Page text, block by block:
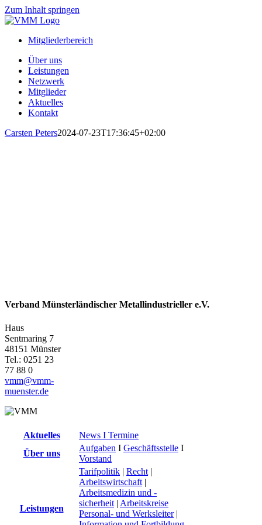
Zum Inhalt springen
Mitgliederbereich
Über uns
Leistungen
Netzwerk
Mitglieder
Aktuelles
Kontakt
Carsten Peters2024-07-23T17:36:45+02:00
Verband Münsterländischer Metallindustrieller e.V.
Haus
Sentmaring 7
48151 Münster
Tel.: 0251 23
77 88 0
vmm@vmm-
muenster.de
Aktuelles
News I Termine
Über uns
Aufgaben I Geschäftsstelle I
Vorstand
Leistungen
Tarifpolitik | Recht |
Arbeitswirtschaft |
Arbeitsmedizin und -
sicherheit | Arbeitskreise
Personal- und Werksleiter|